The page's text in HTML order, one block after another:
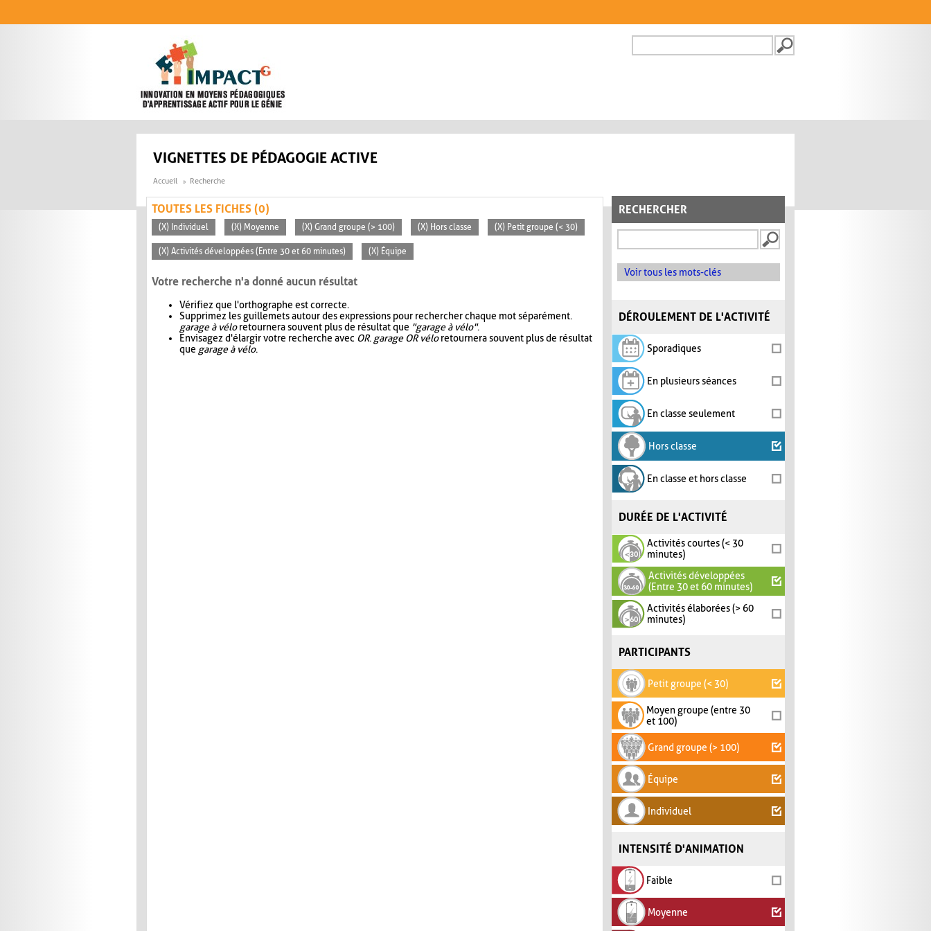
FORMULAIRE DE
VIGNETTES DE PÉDAGOGIE ACTIVE
Accueil Recherche
RECHERCHER
Voir tous les mots-clés
DÉROULEMENT DE L'ACTIVITÉ
Sporadiques
En plusieurs séances
En classe seulement
Hors classe
En classe et hors classe
DURÉE DE L'ACTIVITÉ
Activités courtes (< 30
minutes)
Activités développées
(Entre 30 et 60 minutes)
Activités élaborées (> 60
minutes)
PARTICIPANTS
Petit groupe (< 30)
Moyen groupe (entre 30
et 100)
Grand groupe (> 100)
Équipe
Individuel
INTENSITÉ D'ANIMATION
Faible
Moyenne
TOUTES LES FICHES (0)
(X) Individuel (X) Moyenne (X) Grand groupe (> 100) (X) Hors classe (X) Petit groupe (< 30)
(X) Activités développées (Entre 30 et 60 minutes) (X) Équipe
Votre recherche n'a donné aucun résultat
Vérifiez que l'orthographe est correcte.
Supprimez les guillemets autour des expressions pour rechercher chaque mot séparément.
garage à véloretournera souvent plus de résultat que "garage à vélo".
Envisagez d'élargir votre recherche avec OR. garage OR véloretournera souvent plus de résultat
que garage à vélo.